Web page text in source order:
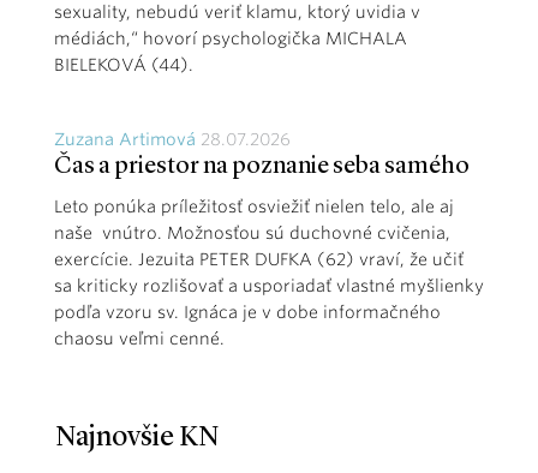
sexuality, nebudú veriť klamu, ktorý uvidia v
médiách,“ hovorí psychologička MICHALA
BIELEKOVÁ (44).
Zuzana Artimová 28.07.2026
Čas a priestor na poznanie seba samého
Leto ponúka príležitosť osviežiť nielen telo, ale aj
naše vnútro. Možnosťou sú duchovné cvičenia,
exercície. Jezuita PETER DUFKA (62) vraví, že učiť
sa kriticky rozlišovať a usporiadať vlastné myšlienky
podľa vzoru sv. Ignáca je v dobe informačného
chaosu veľmi cenné.
Najnovšie KN